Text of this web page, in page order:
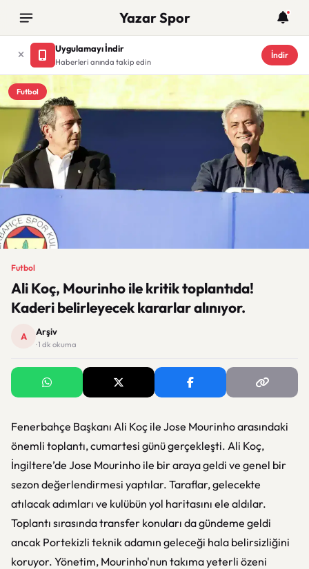
Yazar Spor
Uygulamayı İndir
Haberleri anında takip edin
İndir
Futbol
Futbol
Ali Koç, Mourinho ile kritik toplantıda!
Kaderi belirleyecek kararlar alınıyor.
A Arşiv
· 1 dk okuma
Fenerbahçe Başkanı Ali Koç ile Jose Mourinho arasındaki
önemli toplantı, cumartesi günü gerçekleşti. Ali Koç,
İngiltere’de Jose Mourinho ile bir araya geldi ve genel bir
sezon değerlendirmesi yaptılar. Taraflar, gelecekte
atılacak adımları ve kulübün yol haritasını ele aldılar.
Toplantı sırasında transfer konuları da gündeme geldi
ancak Portekizli teknik adamın geleceği hala belirsizliğini
koruyor. Yönetim, Mourinho'nun takıma yeterli özeni